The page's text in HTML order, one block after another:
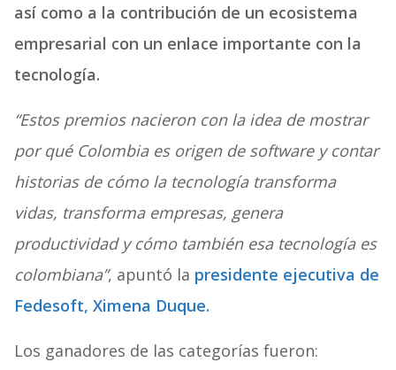
así como a la contribución de un ecosistema
empresarial con un enlace importante con la
tecnología.
“Estos premios nacieron con la idea de mostrar
por qué Colombia es origen de software y contar
historias de cómo la tecnología transforma
vidas, transforma empresas, genera
productividad y cómo también esa tecnología es
colombiana”, apuntó la presidente ejecutiva de
Fedesoft, Ximena Duque.
Los ganadores de las categorías fueron: